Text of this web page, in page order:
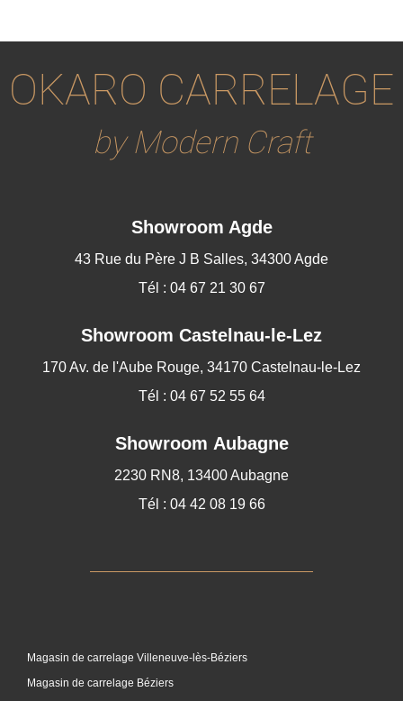
OKARO CARRELAGE
by Modern Craft
Showroom Agde
43 Rue du Père J B Salles, 34300 Agde
Tél : 04 67 21 30 67
Showroom Castelnau-le-Lez
170 Av. de l'Aube Rouge, 34170 Castelnau-le-Lez
Tél : 04 67 52 55 64
Showroom Aubagne
2230 RN8, 13400 Aubagne
Tél : 04 42 08 19 66
Magasin de carrelage Villeneuve-lès-Béziers
Magasin de carrelage Béziers